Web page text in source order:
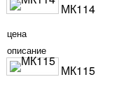
МК114
цена
описание
МК115